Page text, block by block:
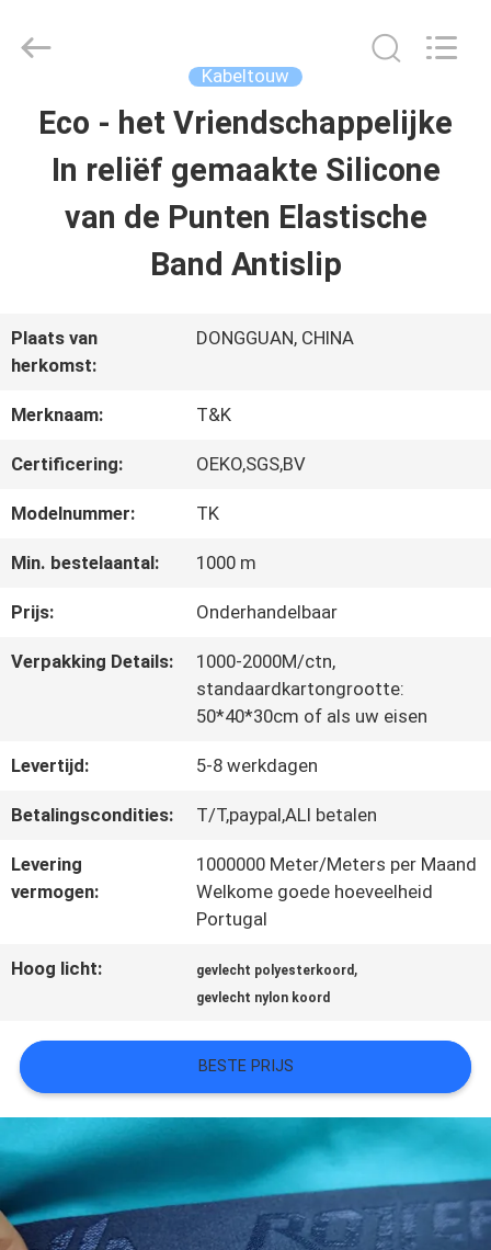
THUIS
PRODUCTEN
ONS
FABRIEKSREIS
CONTACTEER
ONS
ALLE
GEVALLEN
VR
PRIVACYBELEID
Accessories
Co.,Ltd.
Reserved.
Kabeltouw
Eco - het Vriendschappelijke
In reliëf gemaakte Silicone
van de Punten Elastische
Band Antislip
Plaats van
herkomst:
DONGGUAN, CHINA
Merknaam: T&K
Certificering: OEKO,SGS,BV
Modelnummer: TK
Min. bestelaantal: 1000 m
Prijs: Onderhandelbaar
Verpakking Details:
1000-2000M/ctn,
standaardkartongrootte:
50*40*30cm of als uw eisen
Levertijd: 5-8 werkdagen
Betalingscondities: T/T,paypal,ALI betalen
Levering
vermogen:
1000000 Meter/Meters per Maand
Welkome goede hoeveelheid
Portugal
Hoog licht: gevlecht polyesterkoord ,
gevlecht nylon koord
BESTE PRIJS